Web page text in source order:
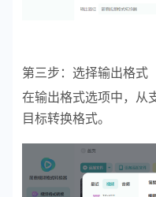
第三步：选择输出格式
在输出格式选项中，从
目标转换格式。